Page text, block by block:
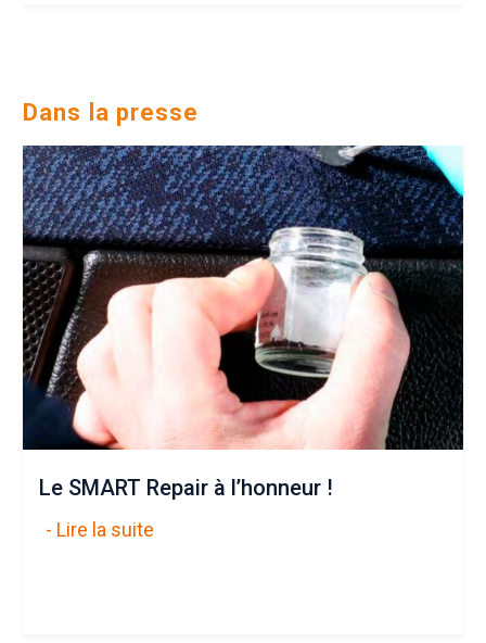
Dans la presse
Le SMART Repair à l’honneur !
- Lire la suite